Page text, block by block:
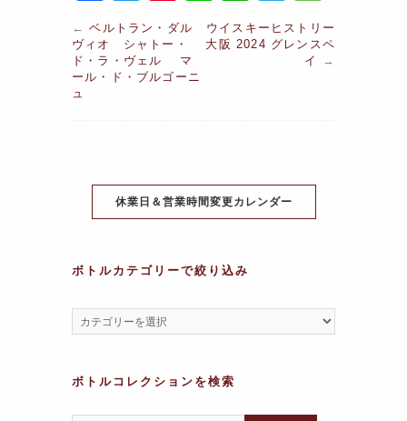
a
c
e
k
w
itt
er
nt
er
e
n
e
h
at
el
e
gr
s
s
←ベルトラン・ダル
ヴィオ シャトー・
ド・ラ・ヴェル マ
ール・ド・ブルゴーニ
ュ
ウイスキーヒストリー
大阪 2024 グレンスペ
イ
→
休業日＆営業時間変更カレンダー
ボトルカテゴリーで絞り込み
ボトルコレクションを検索